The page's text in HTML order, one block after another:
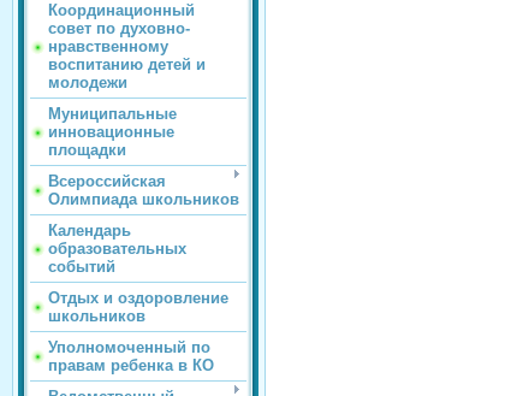
Координационный
совет по духовно-
нравственному
воспитанию детей и
молодежи
Муниципальные
инновационные
площадки
Всероссийская
Олимпиада школьников
Календарь
образовательных
событий
Отдых и оздоровление
школьников
Уполномоченный по
правам ребенка в КО